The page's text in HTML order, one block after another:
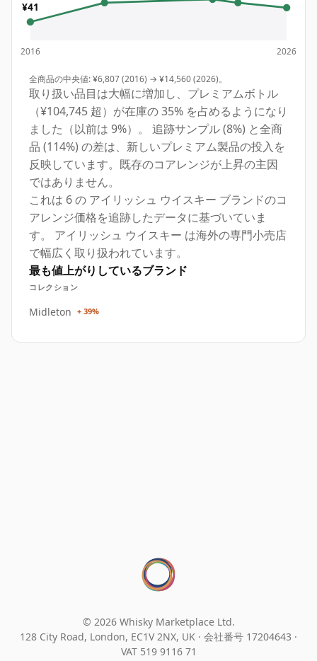
¥41
2016 2026
全商品の中央値: ¥6,807 (2016) → ¥14,560 (2026)。
取り扱い品目は大幅に増加し、プレミアムボトル
（¥104,745 超）が在庫の 35% を占めるようになり
ました（以前は 9%）。 追跡サンプル (8%) と全商
品 (114%) の差は、新しいプレミアム製品の投入を
反映しています。既存のコアレンジが上昇の主因
ではありません。
これは 6 の アイリッシュ ウイスキー ブランドのコ
アレンジ価格を追跡したデータに基づいていま
す。 アイリッシュ ウイスキー は海外の専門小売店
で幅広く取り扱われています。
最も値上がりしているブランド
コレクション
Midleton + 39%
© 2026 Whisky Marketplace Ltd.
128 City Road, London, EC1V 2NX, UK · 会社番号 17204643 ·
VAT 519 9116 71